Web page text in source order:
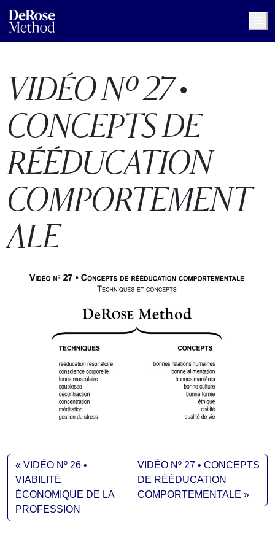
VIDÉO Nº 27 •
CONCEPTS DE
RÉÉDUCATION
COMPORTEMENT
ALE
VIDÉO Nº 26 •
VIABILITÉ
ÉCONOMIQUE DE LA
PROFESSION
VIDÉO Nº 27 • CONCEPTS
DE RÉÉDUCATION
COMPORTEMENTALE